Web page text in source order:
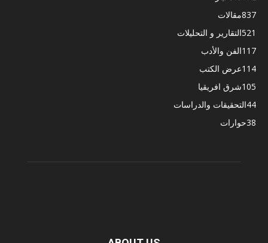
مقالات837
التقارير و التحليلات521
الفن والأدب117
عرض الكتب114
شرق افريقيا105
التحقيقات والدراسات44
حوارات38